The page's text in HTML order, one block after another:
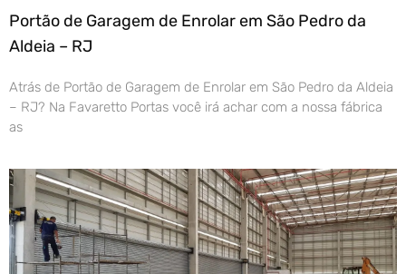
Portão de Garagem de Enrolar em São Pedro da
Aldeia – RJ
Atrás de Portão de Garagem de Enrolar em São Pedro da Aldeia
– RJ? Na Favaretto Portas você irá achar com a nossa fábrica
as